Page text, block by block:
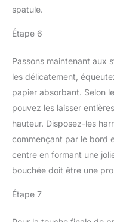
spatule.
Étape 6
Passons maintenant aux
les délicatement,
papier absorbant. Selon
pouvez les laisser
hauteur. Disposez-les
commençant par le bord
centre en formant une
bouchée doit être une
Étape 7